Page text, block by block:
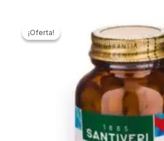
¡Oferta!
¡Oferta!